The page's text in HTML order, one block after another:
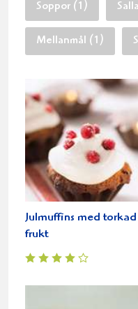
Soppor (1)
Mellanmål (1)
Julmuffins med torkad
frukt